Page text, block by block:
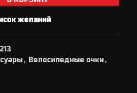
желаний
, Велосипедные очки,